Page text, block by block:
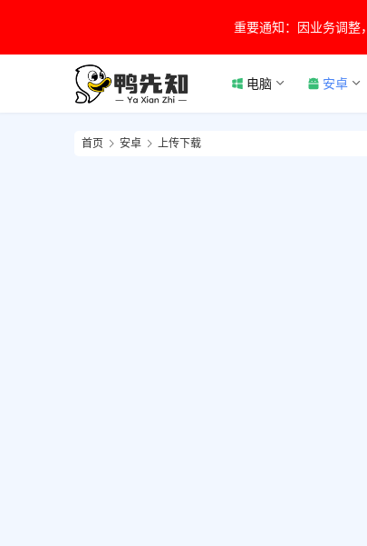
重要通知：因业务调整
电脑 安卓
首页 安卓 上传下载